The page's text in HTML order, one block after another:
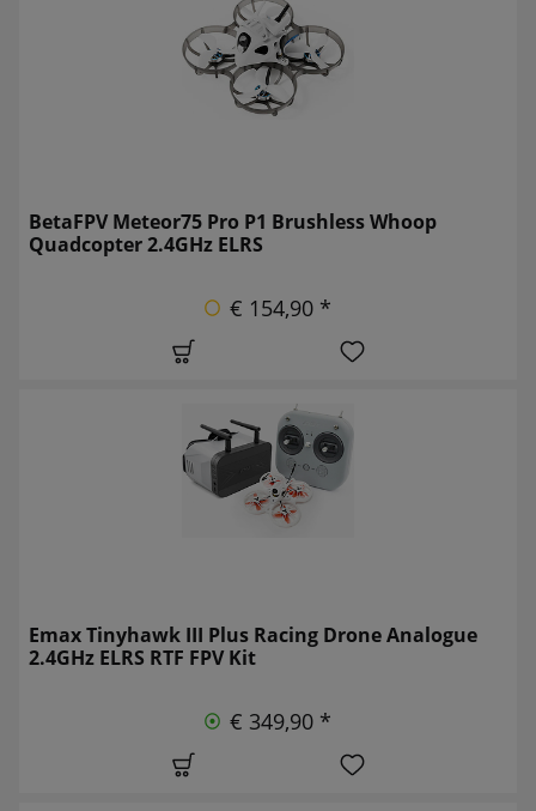
BetaFPV Meteor75 Pro P1 Brushless Whoop
Quadcopter 2.4GHz ELRS
€ 154,90 *
Emax Tinyhawk III Plus Racing Drone Analogue
2.4GHz ELRS RTF FPV Kit
€ 349,90 *